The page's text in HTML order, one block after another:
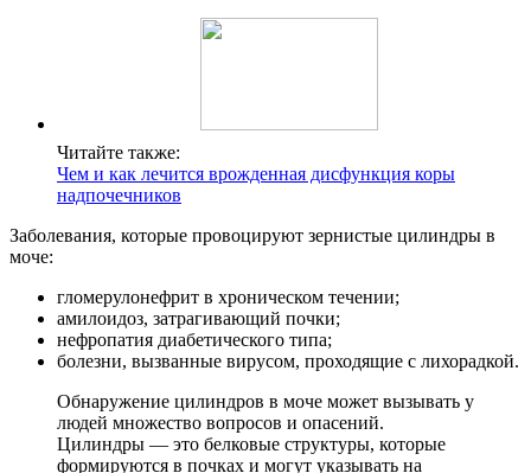
Читайте также:
Чем и как лечится врожденная дисфункция коры
надпочечников
Заболевания, которые провоцируют зернистые цилиндры в
моче:
гломерулонефрит в хроническом течении;
амилоидоз, затрагивающий почки;
нефропатия диабетического типа;
болезни, вызванные вирусом, проходящие с лихорадкой.
Обнаружение цилиндров в моче может вызывать у
людей множество вопросов и опасений.
Цилиндры — это белковые структуры, которые
формируются в почках и могут указывать на